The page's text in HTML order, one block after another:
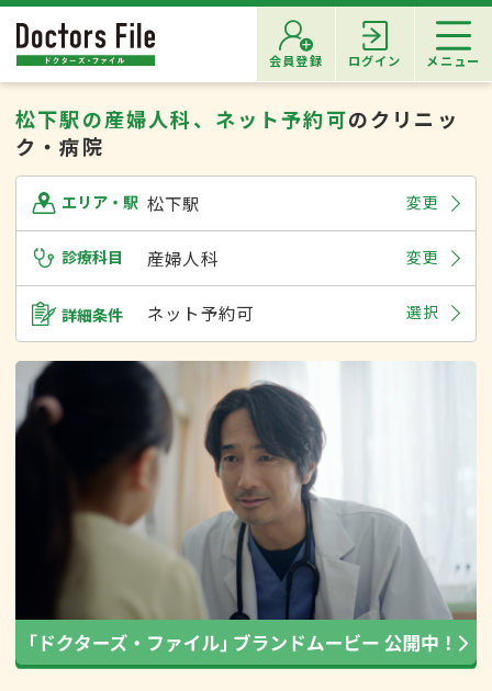
会員登録 ログイン メニュー
松下駅の産婦人科、ネット予約可のクリニッ
ク・病院
エリア・駅 松下駅 変更
診療科目 産婦人科 変更
詳細条件 ネット予約可 選択